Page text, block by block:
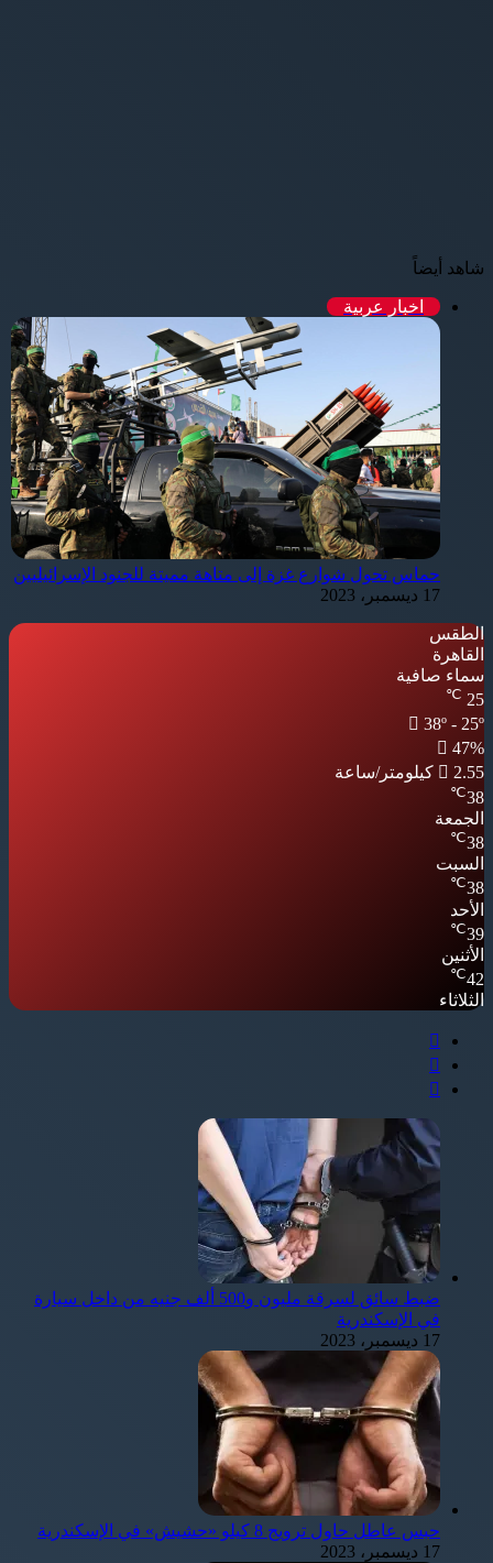
شاهد أيضاً
اخبار عربية
حماس تحول شوارع غزة إلى متاهة مميتة للجنود الإسرائيليين
17 ديسمبر، 2023
الطقس
القاهرة
سماء صافية
25
℃
38º - 25º
47%
2.55 كيلومتر/ساعة
38
℃
الجمعة
38
℃
السبت
38
℃
الأحد
39
℃
الأثنين
42
℃
الثلاثاء
ضبط سائق لسرقة مليون و500 ألف جنيه من داخل سيارة
في الإسكندرية
17 ديسمبر، 2023
حبس عاطل حاول ترويج 8 كيلو «حشيش» في الإسكندرية
17 ديسمبر، 2023